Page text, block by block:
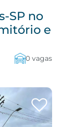
SP no
e
0 vagas